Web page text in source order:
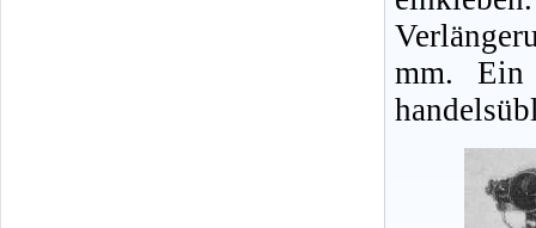
mm. Ein